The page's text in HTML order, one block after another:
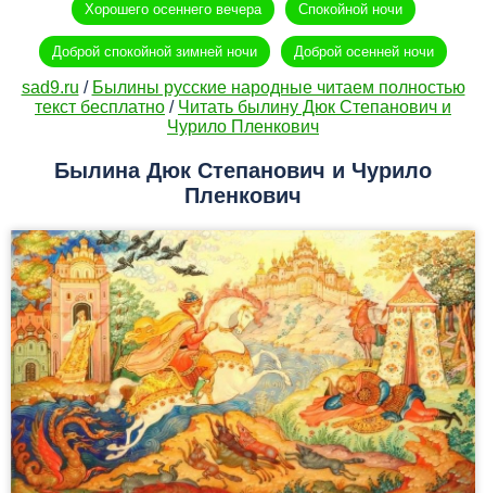
Хорошего осеннего вечера Спокойной ночи
Доброй спокойной зимней ночи Доброй осенней ночи
sad9.ru / Былины русские народные читаем полностью
текст бесплатно / Читать былину Дюк Степанович и
Чурило Пленкович
Былина Дюк Степанович и Чурило
Пленкович